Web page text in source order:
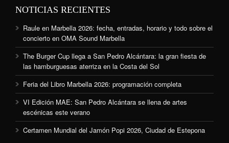
NOTICIAS RECIENTES
Raule en Marbella 2026: fecha, entradas, horario y todo sobre el
concierto en OMA Sound Marbella
The Burger Cup llega a San Pedro Alcántara: la gran fiesta de
las hamburguesas aterriza en la Costa del Sol
Feria del Libro Marbella 2026: programación completa
VI Edición MAE: San Pedro Alcántara se llena de artes
escénicas este verano
Certamen Mundial del Jamón Popi 2026, Ciudad de Estepona